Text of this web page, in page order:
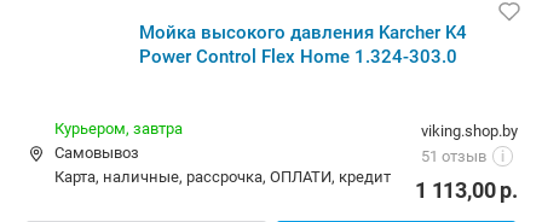
Мойка высокого давления Karcher K4
Power Control Flex Home 1.324-303.0
viking.shop.by
51 отзыв
i
Курьером, завтра
Самовывоз
карта, наличные, рассрочка, ОПЛАТИ, кредит
1 113,00р.